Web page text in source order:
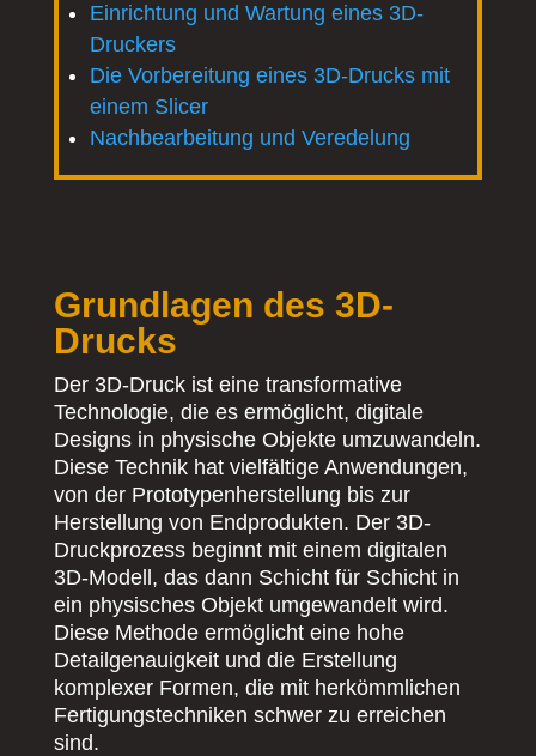
Einrichtung und Wartung eines 3D-
Druckers
Die Vorbereitung eines 3D-Drucks mit
einem Slicer
Nachbearbeitung und Veredelung
Grundlagen des 3D-
Drucks
Der 3D-Druck ist eine transformative
Technologie, die es ermöglicht, digitale
Designs in physische Objekte umzuwandeln.
Diese Technik hat vielfältige Anwendungen,
von der Prototypenherstellung bis zur
Herstellung von Endprodukten. Der 3D-
Druckprozess beginnt mit einem digitalen
3D-Modell, das dann Schicht für Schicht in
ein physisches Objekt umgewandelt wird.
Diese Methode ermöglicht eine hohe
Detailgenauigkeit und die Erstellung
komplexer Formen, die mit herkömmlichen
Fertigungstechniken schwer zu erreichen
sind.